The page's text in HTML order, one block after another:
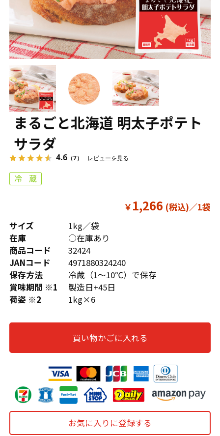
まるごと北海道 明太子ポテト
サラダ
4.6 （7） レビューを見る
￥ 1,266
サイズ 1kg／袋
商品コード 32424
在庫 ○在庫あり
JANコード
4971880324240
保存方法
冷蔵（1～10℃）で保存
賞味期間 ※1
製造日+45日
荷姿 ※2
1kg×6
買い物かごに入れる
お気に入りに登録する